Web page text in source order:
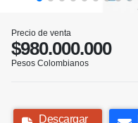
Precio de venta
$980.000.000
Pesos Colombianos
Descargar